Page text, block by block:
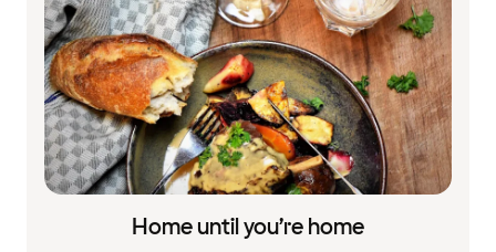
Home until you’re home